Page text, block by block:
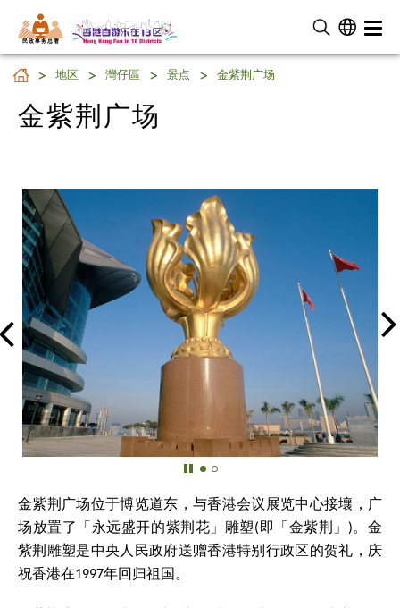
民 政 事 务 总 署
金紫荆广场
地区 灣仔區 景点 金紫荆广场
金紫荆广场
金紫荆广场位于博览道东，与香港会议展览中心接壤，广
场放置了「永远盛开的紫荆花」雕塑(即「金紫荆」)。金
紫荆雕塑是中央人民政府送赠香港特别行政区的贺礼，庆
祝香港在1997年回归祖国。